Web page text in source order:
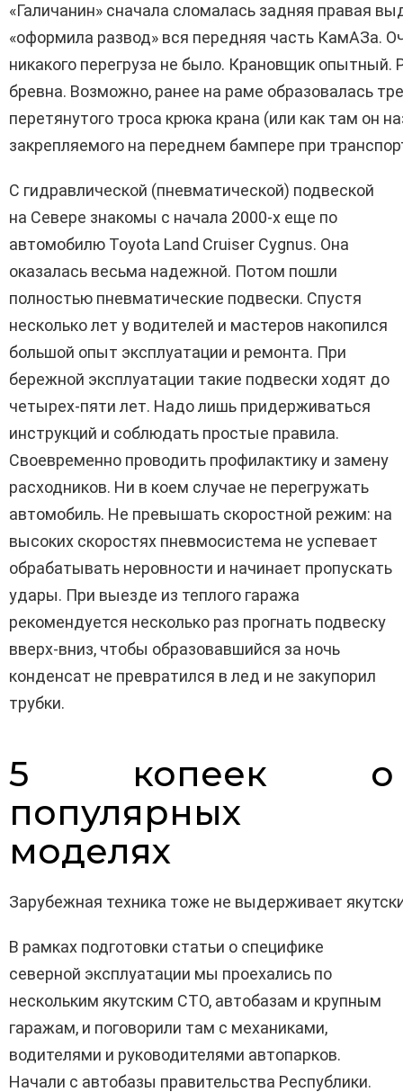
«Галичанин» сначала сломалась задняя правая
«оформила развод» вся передняя часть КамАЗа.
никакого перегруза не было. Крановщик опытный.
бревна. Возможно, ранее на раме образовалась
перетянутого троса крюка крана (или как там он
закрепляемого на переднем бампере при
С гидравлической (пневматической) подвеской
на Севере знакомы с начала 2000-х еще по
автомобилю Toyota Land Cruiser Cygnus. Она
оказалась весьма надежной. Потом пошли
полностью пневматические подвески. Спустя
несколько лет у водителей и мастеров накопился
большой опыт эксплуатации и ремонта. При
бережной эксплуатации такие подвески ходят до
четырех-пяти лет. Надо лишь придерживаться
инструкций и соблюдать простые правила.
Своевременно проводить профилактику и замену
расходников. Ни в коем случае не перегружать
автомобиль. Не превышать скоростной режим: на
высоких скоростях пневмосистема не успевает
обрабатывать неровности и начинает пропускать
удары. При выезде из теплого гаража
рекомендуется несколько раз прогнать подвеску
вверх-вниз, чтобы образовавшийся за ночь
конденсат не превратился в лед и не закупорил
трубки.
5 копеек о
популярных
моделях
Зарубежная техника тоже не выдерживает
В рамках подготовки статьи о специфике
северной эксплуатации мы проехались по
нескольким якутским СТО, автобазам и крупным
гаражам, и поговорили там с механиками,
водителями и руководителями автопарков.
Начали с автобазы правительства Республики.